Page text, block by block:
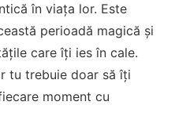
în viața lor. Este
perioadă magică și
care îți ies în cale.
tu trebuie doar să îți
moment cu